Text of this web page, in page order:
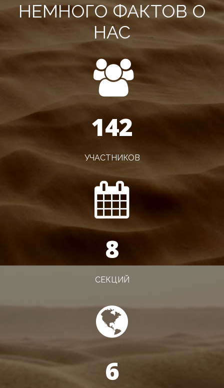
НЕМНОГО ФАКТОВ О
НАС
143
УЧАСТНИКОВ
8
СЕКЦИЙ
6